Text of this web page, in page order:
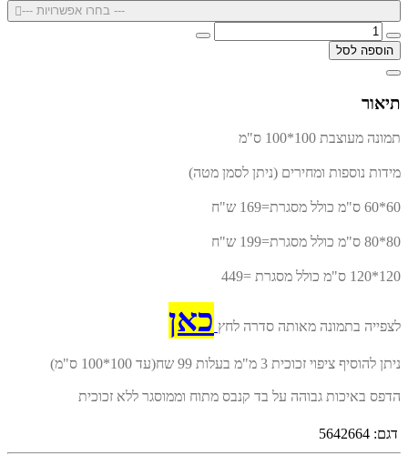
--- בחרו אפשרויות ---
הוספה לסל
תיאור
תמונה מעוצבת 100*100 ס"מ
מידות נוספות ומחירים (ניתן לסמן מטה)
60*60 ס"מ כולל מסגרת=169 ש"ח
80*80 ס"מ כולל מסגרת=199 ש"ח
120*120 ס"מ כולל מסגרת =449
לצפייה בתמונה מאותה סדרה לחץ כאן
ניתן להוסיף ציפוי זכוכית 3 מ"מ בעלות 99 שח(עד 100*100 ס"מ)
הדפס באיכות גבוהה על בד קנבס מתוח וממוסגר ללא זכוכית
דגם: 5642664